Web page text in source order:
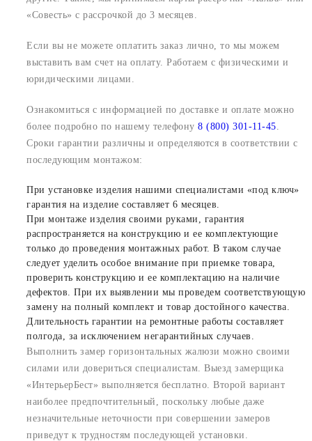
«Совесть» с рассрочкой до 3 месяцев.
Если вы не можете оплатить заказ лично, то мы можем
выставить вам счет на оплату. Работаем с физическими и
юридическими лицами.
Ознакомиться с информацией по доставке и оплате можно
более подробно по нашему телефону 8 (800) 301-11-45
Сроки гарантии различны и определяются в соответствии с
последующим монтажом:
При установке изделия нашими специалистами «под ключ»
гарантия на изделие составляет 6 месяцев.
При монтаже изделия своими руками, гарантия
распространяется на конструкцию и ее комплектующие
только до проведения монтажных работ. В таком случае
следует уделить особое внимание при приемке товара,
проверить конструкцию и ее комплектацию на наличие
дефектов. При их выявлении мы проведем соответствующую
замену на полный комплект и товар достойного качества.
Длительность гарантии на ремонтные работы составляет
полгода, за исключением негарантийных случаев.
Выполнить замер горизонтальных жалюзи можно своими
силами или довериться специалистам. Выезд замерщика
«ИнтерьерБест» выполняется бесплатно. Второй вариант
наиболее предпочтительный, поскольку любые даже
незначительные неточности при совершении замеров
приведут к трудностям последующей установки.